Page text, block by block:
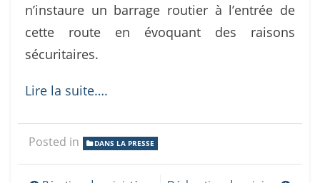
n’instaure un barrage routier à l’entrée de
cette route en évoquant des raisons
sécuritaires.
Lire la suite….
Posted in DANS LA PRESSE